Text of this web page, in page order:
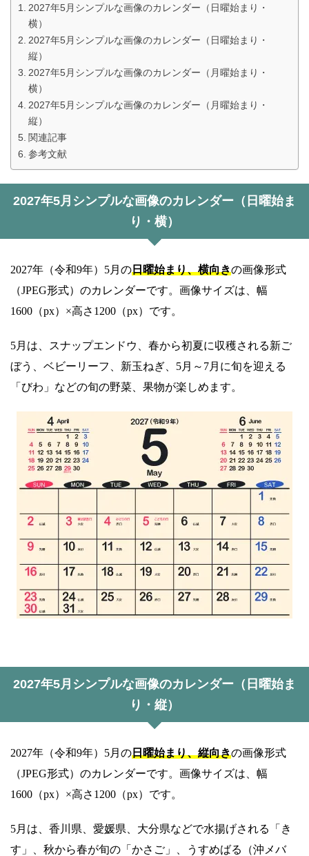
2027年5月シンプルな画像のカレンダー（日曜始まり・
横）
2027年5月シンプルな画像のカレンダー（日曜始まり・
縦）
2027年5月シンプルな画像のカレンダー（月曜始まり・
横）
2027年5月シンプルな画像のカレンダー（月曜始まり・
縦）
関連記事
参考文献
2027年5月シンプルな画像のカレンダー（日曜始ま
り・横）
2027年（令和9年）5月の日曜始まり、横向きの画像形式
（JPEG形式）のカレンダーです。画像サイズは、幅
1600（px）×高さ1200（px）です。
5月は、スナップエンドウ、春から初夏に収穫される新ご
ぼう、ベビーリーフ、新玉ねぎ、5月～7月に旬を迎える
「びわ」などの旬の野菜、果物が楽しめます。
2027年5月シンプルな画像のカレンダー（日曜始ま
り・縦）
2027年（令和9年）5月の日曜始まり、縦向きの画像形式
（JPEG形式）のカレンダーです。画像サイズは、幅
1600（px）×高さ1200（px）です。
5月は、香川県、愛媛県、大分県などで水揚げされる「き
す」、秋から春が旬の「かさご」、うすめばる（沖メバ